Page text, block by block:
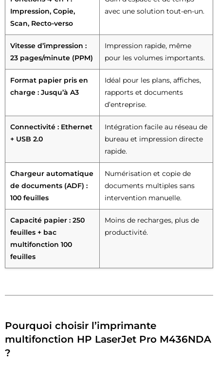
Impression, Copie,
Scan, Recto-verso
avec une solution tout-en-un.
Vitesse d’impression :
23 pages/minute (PPM)
Impression rapide, même
pour les volumes importants.
Format papier pris en
charge : Jusqu’à A3
Idéal pour les plans, affiches,
rapports et documents
d’entreprise.
Connectivité : Ethernet
+ USB 2.0
Intégration facile au réseau de
bureau et impression directe
rapide.
Chargeur automatique
de documents (ADF) :
100 feuilles
Numérisation et copie de
documents multiples sans
intervention manuelle.
Capacité papier : 250
feuilles + bac
multifonction 100
feuilles
Moins de recharges, plus de
productivité.
Pourquoi choisir l’imprimante
multifonction HP LaserJet Pro M436NDA
?